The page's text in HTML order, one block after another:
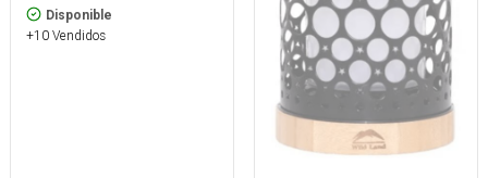
Disponible
+10 Vendidos